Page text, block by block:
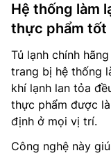
Hệ thống làm
thực phẩm tốt
Tủ lạnh chính
trang bị hệ thống
khí lạnh lan tỏa
thực phẩm được
định ở mọi vị trí.
Công nghệ này